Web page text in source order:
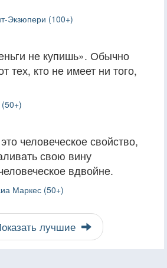
Экзюпери (100+)
не купишь». Обычно
тех, кто не имеет ни того,
человеческое свойство,
свою вину
вдвойне.
Маркес (50+)
лучшие